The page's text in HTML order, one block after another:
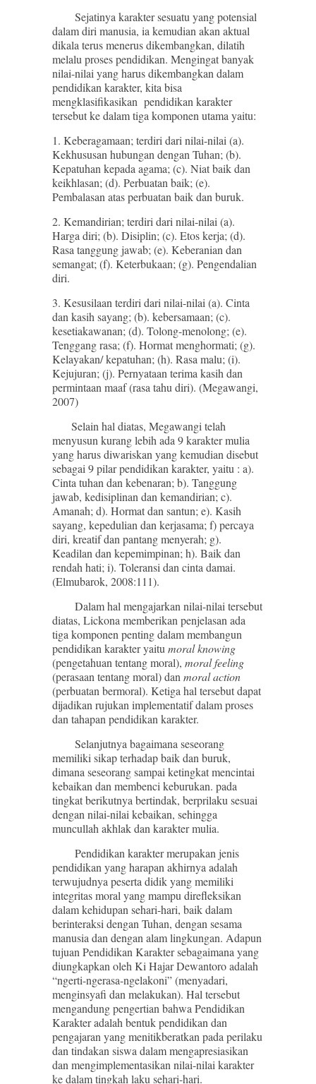
Sejatinya karakter sesuatu yang potensial
dalam diri manusia, ia kemudian akan aktual
dikala terus menerus dikembangkan, dilatih
melalu proses pendidikan. Mengingat banyak
nilai-nilai yang harus dikembangkan dalam
pendidikan karakter, kita bisa
mengklasifikasikan pendidikan karakter
tersebut ke dalam tiga komponen utama yaitu:
1. Keberagamaan; terdiri dari nilai-nilai (a).
Kekhususan hubungan dengan Tuhan; (b).
Kepatuhan kepada agama; (c). Niat baik dan
keikhlasan; (d). Perbuatan baik; (e).
Pembalasan atas perbuatan baik dan buruk.
2. Kemandirian; terdiri dari nilai-nilai (a).
Harga diri; (b). Disiplin; (c). Etos kerja; (d).
Rasa tanggung jawab; (e). Keberanian dan
semangat; (f). Keterbukaan; (g). Pengendalian
diri.
3. Kesusilaan terdiri dari nilai-nilai (a). Cinta
dan kasih sayang; (b). kebersamaan; (c).
kesetiakawanan; (d). Tolong-menolong; (e).
Tenggang rasa; (f). Hormat menghormati; (g).
Kelayakan/ kepatuhan; (h). Rasa malu; (i).
Kejujuran; (j). Pernyataan terima kasih dan
permintaan maaf (rasa tahu diri). (Megawangi,
2007)
Selain hal diatas, Megawangi telah
menyusun kurang lebih ada 9 karakter mulia
yang harus diwariskan yang kemudian disebut
sebagai 9 pilar pendidikan karakter, yaitu : a).
Cinta tuhan dan kebenaran; b). Tanggung
jawab, kedisiplinan dan kemandirian; c).
Amanah; d). Hormat dan santun; e). Kasih
sayang, kepedulian dan kerjasama; f) percaya
diri, kreatif dan pantang menyerah; g).
Keadilan dan kepemimpinan; h). Baik dan
rendah hati; i). Toleransi dan cinta damai.
(Elmubarok, 2008:111).
Dalam hal mengajarkan nilai-nilai tersebut
diatas, Lickona memberikan penjelasan ada
tiga komponen penting dalam membangun
pendidikan karakter yaitu moral knowing
(pengetahuan tentang moral), moral feeling
(perasaan tentang moral) dan moral action
(perbuatan bermoral). Ketiga hal tersebut dapat
dijadikan rujukan implementatif dalam proses
dan tahapan pendidikan karakter.
Selanjutnya bagaimana seseorang
memiliki sikap terhadap baik dan buruk,
dimana seseorang sampai ketingkat mencintai
kebaikan dan membenci keburukan. pada
tingkat berikutnya bertindak, berprilaku sesuai
dengan nilai-nilai kebaikan, sehingga
muncullah akhlak dan karakter mulia.
Pendidikan karakter merupakan jenis
pendidikan yang harapan akhirnya adalah
terwujudnya peserta didik yang memiliki
integritas moral yang mampu direfleksikan
dalam kehidupan sehari-hari, baik dalam
berinteraksi dengan Tuhan, dengan sesama
manusia dan dengan alam lingkungan. Adapun
tujuan Pendidikan Karakter sebagaimana yang
diungkapkan oleh Ki Hajar Dewantoro adalah
“ngerti-ngerasa-ngelakoni” (menyadari,
menginsyafi dan melakukan). Hal tersebut
mengandung pengertian bahwa Pendidikan
Karakter adalah bentuk pendidikan dan
pengajaran yang menitikberatkan pada perilaku
dan tindakan siswa dalam mengapresiasikan
dan mengimplementasikan nilai-nilai karakter
ke dalam tingkah laku sehari-hari.